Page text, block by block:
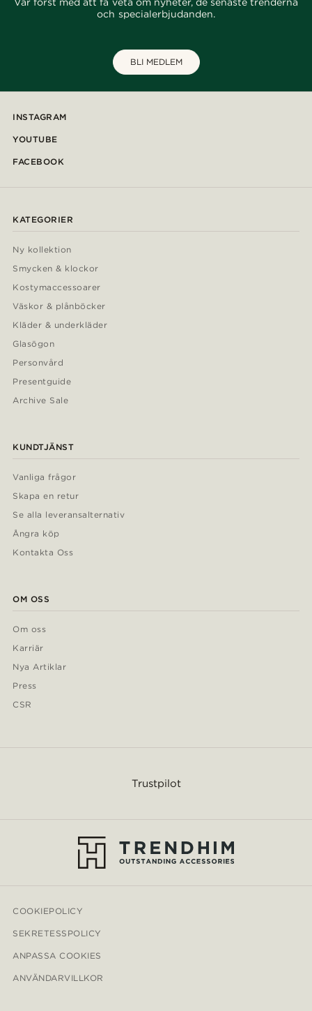
Var först med att få veta om nyheter, de senaste trenderna
och specialerbjudanden.
BLI MEDLEM
INSTAGRAM
YOUTUBE
FACEBOOK
KATEGORIER
Ny kollektion
Smycken & klockor
Kostymaccessoarer
Väskor & plånböcker
Kläder & underkläder
Glasögon
Personvård
Presentguide
Archive Sale
KUNDTJÄNST
Vanliga frågor
Skapa en retur
Se alla leveransalternativ
Ångra köp
Kontakta Oss
OM OSS
Om oss
Karriär
Nya Artiklar
Press
CSR
Trustpilot
COOKIEPOLICY
SEKRETESSPOLICY
ANPASSA COOKIES
ANVÄNDARVILLKOR